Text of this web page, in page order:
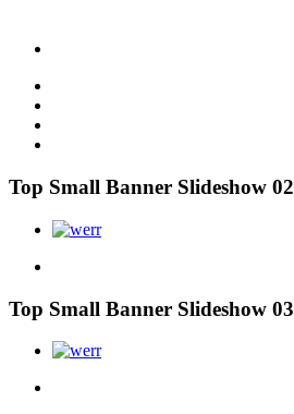
Top Small Banner Slideshow 02
Top Small Banner Slideshow 03